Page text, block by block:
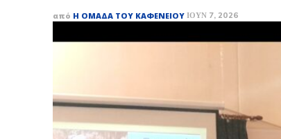
από Η ΟΜΆΔΑ ΤΟΥ ΚΑΦΕΝΕΊΟΥ ΙΟΎΝ 7, 2026